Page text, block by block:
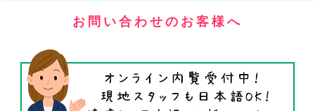
お問い合わせのお客様へ